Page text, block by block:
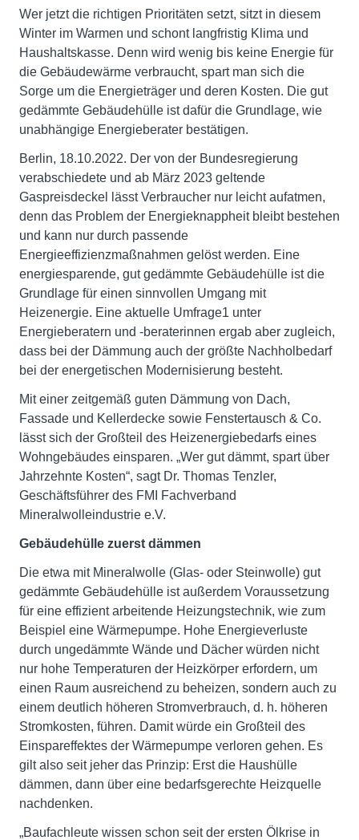
Wer jetzt die richtigen Prioritäten setzt, sitzt in diesem
Winter im Warmen und schont langfristig Klima und
Haushaltskasse. Denn wird wenig bis keine Energie für
die Gebäudewärme verbraucht, spart man sich die
Sorge um die Energieträger und deren Kosten. Die gut
gedämmte Gebäudehülle ist dafür die Grundlage, wie
unabhängige Energieberater bestätigen.
Berlin, 18.10.2022. Der von der Bundesregierung
verabschiedete und ab März 2023 geltende
Gaspreisdeckel lässt Verbraucher nur leicht aufatmen,
denn das Problem der Energieknappheit bleibt bestehen
und kann nur durch passende
Energieeffizienzmaßnahmen gelöst werden. Eine
energiesparende, gut gedämmte Gebäudehülle ist die
Grundlage für einen sinnvollen Umgang mit
Heizenergie. Eine aktuelle Umfrage1 unter
Energieberatern und -beraterinnen ergab aber zugleich,
dass bei der Dämmung auch der größte Nachholbedarf
bei der energetischen Modernisierung besteht.
Mit einer zeitgemäß guten Dämmung von Dach,
Fassade und Kellerdecke sowie Fenstertausch & Co.
lässt sich der Großteil des Heizenergiebedarfs eines
Wohngebäudes einsparen. „Wer gut dämmt, spart über
Jahrzehnte Kosten“, sagt Dr. Thomas Tenzler,
Geschäftsführer des FMI Fachverband
Mineralwolleindustrie e.V.
Gebäudehülle zuerst dämmen
Die etwa mit Mineralwolle (Glas- oder Steinwolle) gut
gedämmte Gebäudehülle ist außerdem Voraussetzung
für eine effizient arbeitende Heizungstechnik, wie zum
Beispiel eine Wärmepumpe. Hohe Energieverluste
durch ungedämmte Wände und Dächer würden nicht
nur hohe Temperaturen der Heizkörper erfordern, um
einen Raum ausreichend zu beheizen, sondern auch zu
einem deutlich höheren Stromverbrauch, d. h. höheren
Stromkosten, führen. Damit würde ein Großteil des
Einspareffektes der Wärmepumpe verloren gehen. Es
gilt also seit jeher das Prinzip: Erst die Haushülle
dämmen, dann über eine bedarfsgerechte Heizquelle
nachdenken.
„Baufachleute wissen schon seit der ersten Ölkrise in